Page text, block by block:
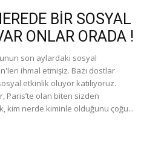
BİR SOSYAL
ONLAR ORADA !
son aylardaki sosyal
ihmal etmişiz. Bazı dostlar
etkinlik oluyor katılıyoruz.
Paris’te olan biten sizden
kim nerde kiminle olduğunu çoğu...